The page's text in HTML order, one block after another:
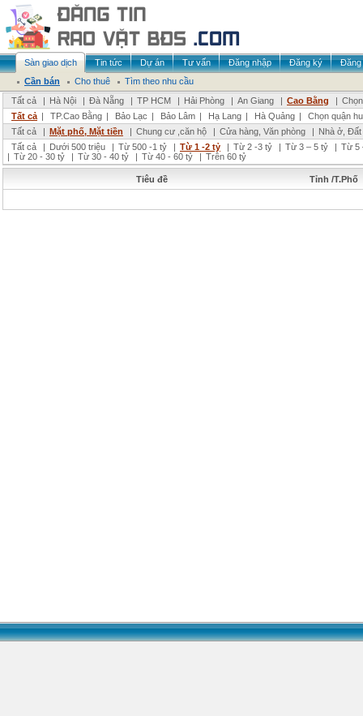
Sàn giao dịch Tin tức Dự án Tư vấn Đăng nhập Đăng ký
Đăng
Cần bán
Cho thuê
Tìm theo nhu cầu
Tất cả
| Hà Nội | Đà Nẵng | TP HCM | Hải Phòng | An Giang | Cao Bằng |
Tất cả | TP.Cao Bằng | Bảo Lạc | Bảo Lâm | Hạ Lang | Hà Quảng |
Chọn quận
Tất cả
| Mặt phố, Mặt tiền | Chung cư ,căn hộ | Cửa hàng, Văn phòng | Nhà ở,
Tất cả
| Dưới 500 triệu | Từ 500 -1 tỷ | Từ 1 -2 tỷ | Từ 2 -3 tỷ | Từ 3 – 5 tỷ | Từ 5
| Từ 20 - 30 tỷ | Từ 30 - 40 tỷ | Từ 40 - 60 tỷ | Trên 60 tỷ
Tiêu đề Tỉnh /T.Phố